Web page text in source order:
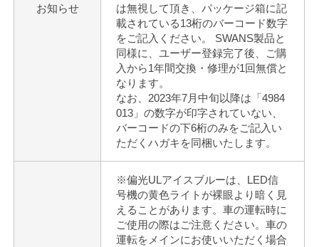
お知らせ
は無視して頂き、パッケージ箱に記
載されている13桁のバーコード数字
をご記入ください。 SWANS製品と
同様に、ユーザー登録完了後、ご購
入から1年間交換・修理が1回無償と
なります。
なお、2023年7月中旬以降は「4984
013」の数字が印字されていない、
バーコードの下6桁のみをご記入い
ただくハガキを同梱いたします。
※偏光ULアイスブルーは、LED信
号機の黄色ライトが裸眼より暗く見
えることがあります。車の運転時に
ご使用の際はご注意ください。車の
運転をメインにお使いいただく場合